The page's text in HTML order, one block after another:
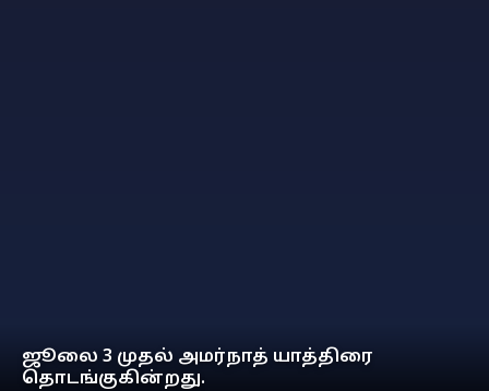
ஜூலை 3 முதல் அமர்நாத் யாத்திரை
தொடங்குகின்றது.